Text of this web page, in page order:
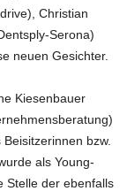
Christian
Serona)
neuen Gesichter.
Kiesenbauer
bzw.
als Young-
Stelle der ebenfalls